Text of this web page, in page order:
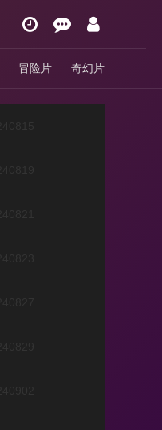
冒险片 奇幻片